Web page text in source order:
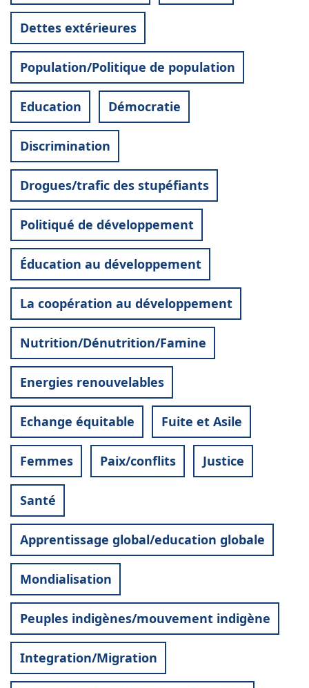
Dettes extérieures
Population/Politique de population
Education Démocratie
Discrimination
Drogues/trafic des stupéfiants
Politiqué de développement
Éducation au développement
La coopération au développement
Nutrition/Dénutrition/Famine
Energies renouvelables
Echange équitable Fuite et Asile
Femmes Paix/conflits Justice
Santé
Apprentissage global/education globale
Mondialisation
Peuples indigènes/mouvement indigène
Integration/Migration